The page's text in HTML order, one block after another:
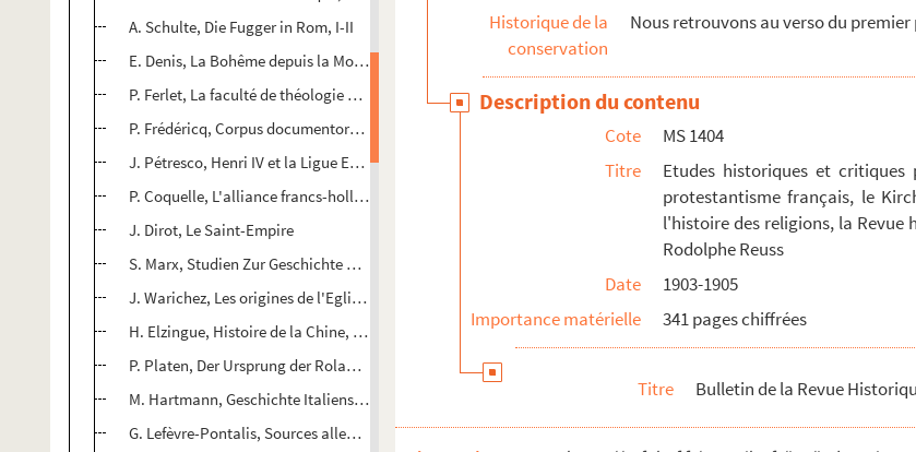
A. Schulte, Die Fugger in Rom, I-II
E. Denis, La Bohême depuis la Montagne Blanche
P. Ferlet, La faculté de théologie de Paris, III
P. Frédéricq, Corpus documentorum Inquisitionis, V
J. Pétresco, Henri IV et la Ligue Evangélique
P. Coquelle, L'alliance francs-hollandaise contre l'Angleterre
J. Dirot, Le Saint-Empire
S. Marx, Studien Zur Geschichte Des Niederlandischen Aufstandes
J. Warichez, Les origines de l'Eglise de Tournai
H. Elzingue, Histoire de la Chine, troisième livre
P. Platen, Der Ursprung der Rolande
M. Hartmann, Geschichte Italiens im Mittelalter II, 2
G. Lefèvre-Pontalis, Sources allemandes pour l'histoire de Jeanne d'Arc
Historique de la
conservation
Nous retrouvons au verso du
Description du contenu
Cote
MS 1404
Titre
Etudes historiques et
protestantisme français, le
l'histoire des religions, la
Rodolphe Reuss
Date
1903-1905
Importance matérielle
341 pages chiffrées
Titre Bulletin de la Revue